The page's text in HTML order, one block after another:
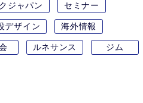
ジャパン セミナー
デザイン 海外情報
ルネサンス ジム